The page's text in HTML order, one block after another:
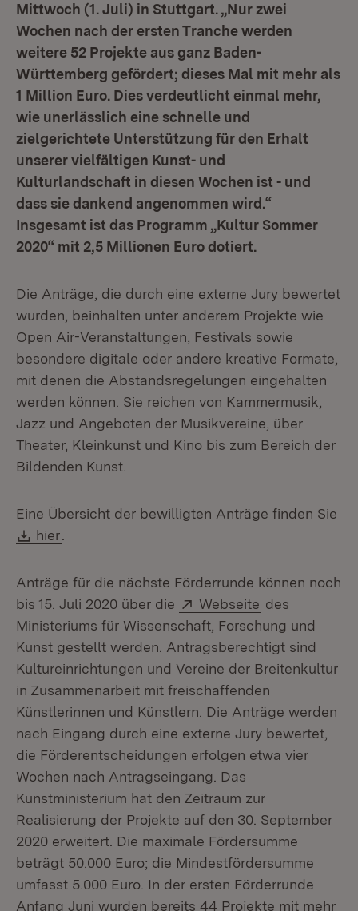
Mittwoch (1. Juli) in Stuttgart. „Nur zwei
Wochen nach der ersten Tranche werden
weitere 52 Projekte aus ganz Baden-
Württemberg gefördert; dieses Mal mit mehr als
1 Million Euro. Dies verdeutlicht einmal mehr,
wie unerlässlich eine schnelle und
zielgerichtete Unterstützung für den Erhalt
unserer vielfältigen Kunst- und
Kulturlandschaft in diesen Wochen ist - und
dass sie dankend angenommen wird.“
Insgesamt ist das Programm „Kultur Sommer
2020“ mit 2,5 Millionen Euro dotiert.
Die Anträge, die durch eine externe Jury bewertet
wurden, beinhalten unter anderem Projekte wie
Open Air-Veranstaltungen, Festivals sowie
besondere digitale oder andere kreative Formate,
mit denen die Abstandsregelungen eingehalten
werden können. Sie reichen von Kammermusik,
Jazz und Angeboten der Musikvereine, über
Theater, Kleinkunst und Kino bis zum Bereich der
Bildenden Kunst.
Eine Übersicht der bewilligten Anträge finden Sie
Download:
hier
Anträge für die nächste Förderrunde können noch
bis 15. Juli 2020 über die
Extern:
Webseite (Öffnet in
des
Ministeriums für Wissenschaft, Forschung und
Kunst gestellt werden. Antragsberechtigt sind
Kultureinrichtungen und Vereine der Breitenkultur
in Zusammenarbeit mit freischaffenden
Künstlerinnen und Künstlern. Die Anträge werden
nach Eingang durch eine externe Jury bewertet,
die Förderentscheidungen erfolgen etwa vier
Wochen nach Antragseingang. Das
Kunstministerium hat den Zeitraum zur
Realisierung der Projekte auf den 30. September
2020 erweitert. Die maximale Fördersumme
beträgt 50.000 Euro; die Mindestfördersumme
umfasst 5.000 Euro. In der ersten Förderrunde
Anfang Juni wurden bereits 44 Projekte mit mehr